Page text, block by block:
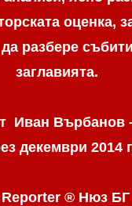
оценка,
разбере
заглавията.
Иван Върбанов
декември 2014
Reporter ® Нюз